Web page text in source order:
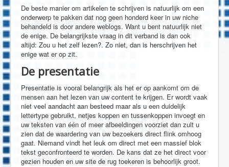
De beste manier om artikelen te schrijven is natuurlijk om een
onderwerp te pakken dat nog geen honderd keer in uw niche
behandeld is door andere weblogs. Want u bent natuurlijk niet
de enige. De belangrijkste vraag in dit verband is dan ook
altijd: Zou u het zelf lezen?. Zo niet, dan is herschrijven het
enige wat er op zit.
De presentatie
Presentatie is vooral belangrijk als het er op aankomt om de
mensen aan het lezen van uw content te krijgen. Er wordt vaak
niet veel aandacht aan besteed maar als u een duidelijk
lettertype gebruikt, netjes koppen en tussenkoppen invoegt en
uw teksten van één of meer afbeeldingen voorziet dan zult u
zien dat de waardering van uw bezoekers direct flink omhoog
gaat. Niemand vindt het leuk om direct met een massief blok
tekst geconfronteerd te worden. De kans dat ze het direct voor
gezien houden en uw site de rug toekeren is behoorlijk groot.